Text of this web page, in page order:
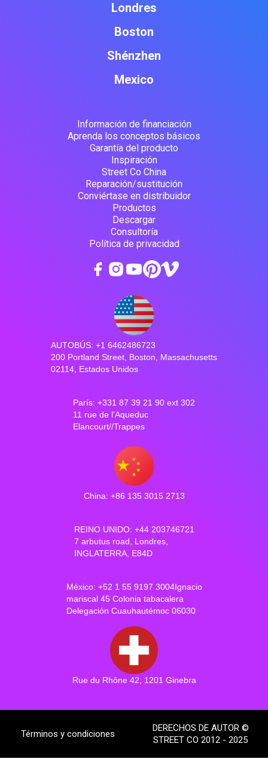
Londres
Boston
Shénzhen
Mexico
Información de financiación
Aprenda los conceptos básicos
Garantía del producto
Inspiración
Street Co China
Reparación/sustitución
Conviértase en distribuidor
Productos
Descargar
Consultoría
Política de privacidad
AUTOBÚS: +1 6462486723
200 Portland Street, Boston, Massachusetts
02114, Estados Unidos
París: +331 87 39 21 90 ext 302
11 rue de l'Aqueduc
Elancourt//Trappes
China: +86 135 3015 2713
REINO UNIDO: +44 203746721
7 arbutus road, Londres,
INGLATERRA, E84D
México: +52 1 55 9197 3004Ignacio
mariscal 45 Colonia tabacalera
Delegación Cuauhautémoc 06030
Rue du Rhône 42, 1201 Ginebra
Términos y condiciones
DERECHOS DE AUTOR ©
STREET CO 2012 - 2025